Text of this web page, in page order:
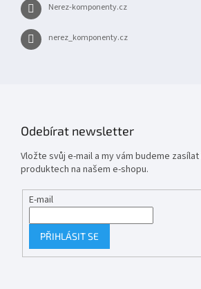
Nerez-komponenty.cz
nerez_komponenty.cz
Odebírat newsletter
Vložte svůj e-mail a my vám budeme
produktech na našem e-shopu.
E-mail
PŘIHLÁSIT SE